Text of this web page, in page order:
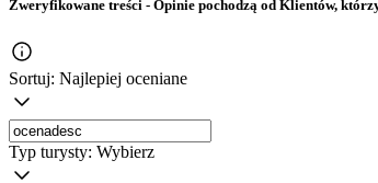
Zweryfikowane treści - Opinie pochodzą od Klientów,
Sortuj: Najlepiej oceniane
Typ turysty: Wybierz